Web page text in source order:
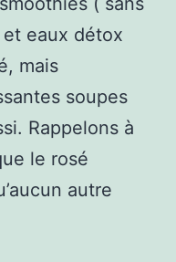
eaux détox
mais
soupes
Rappelons à
le rosé
autre